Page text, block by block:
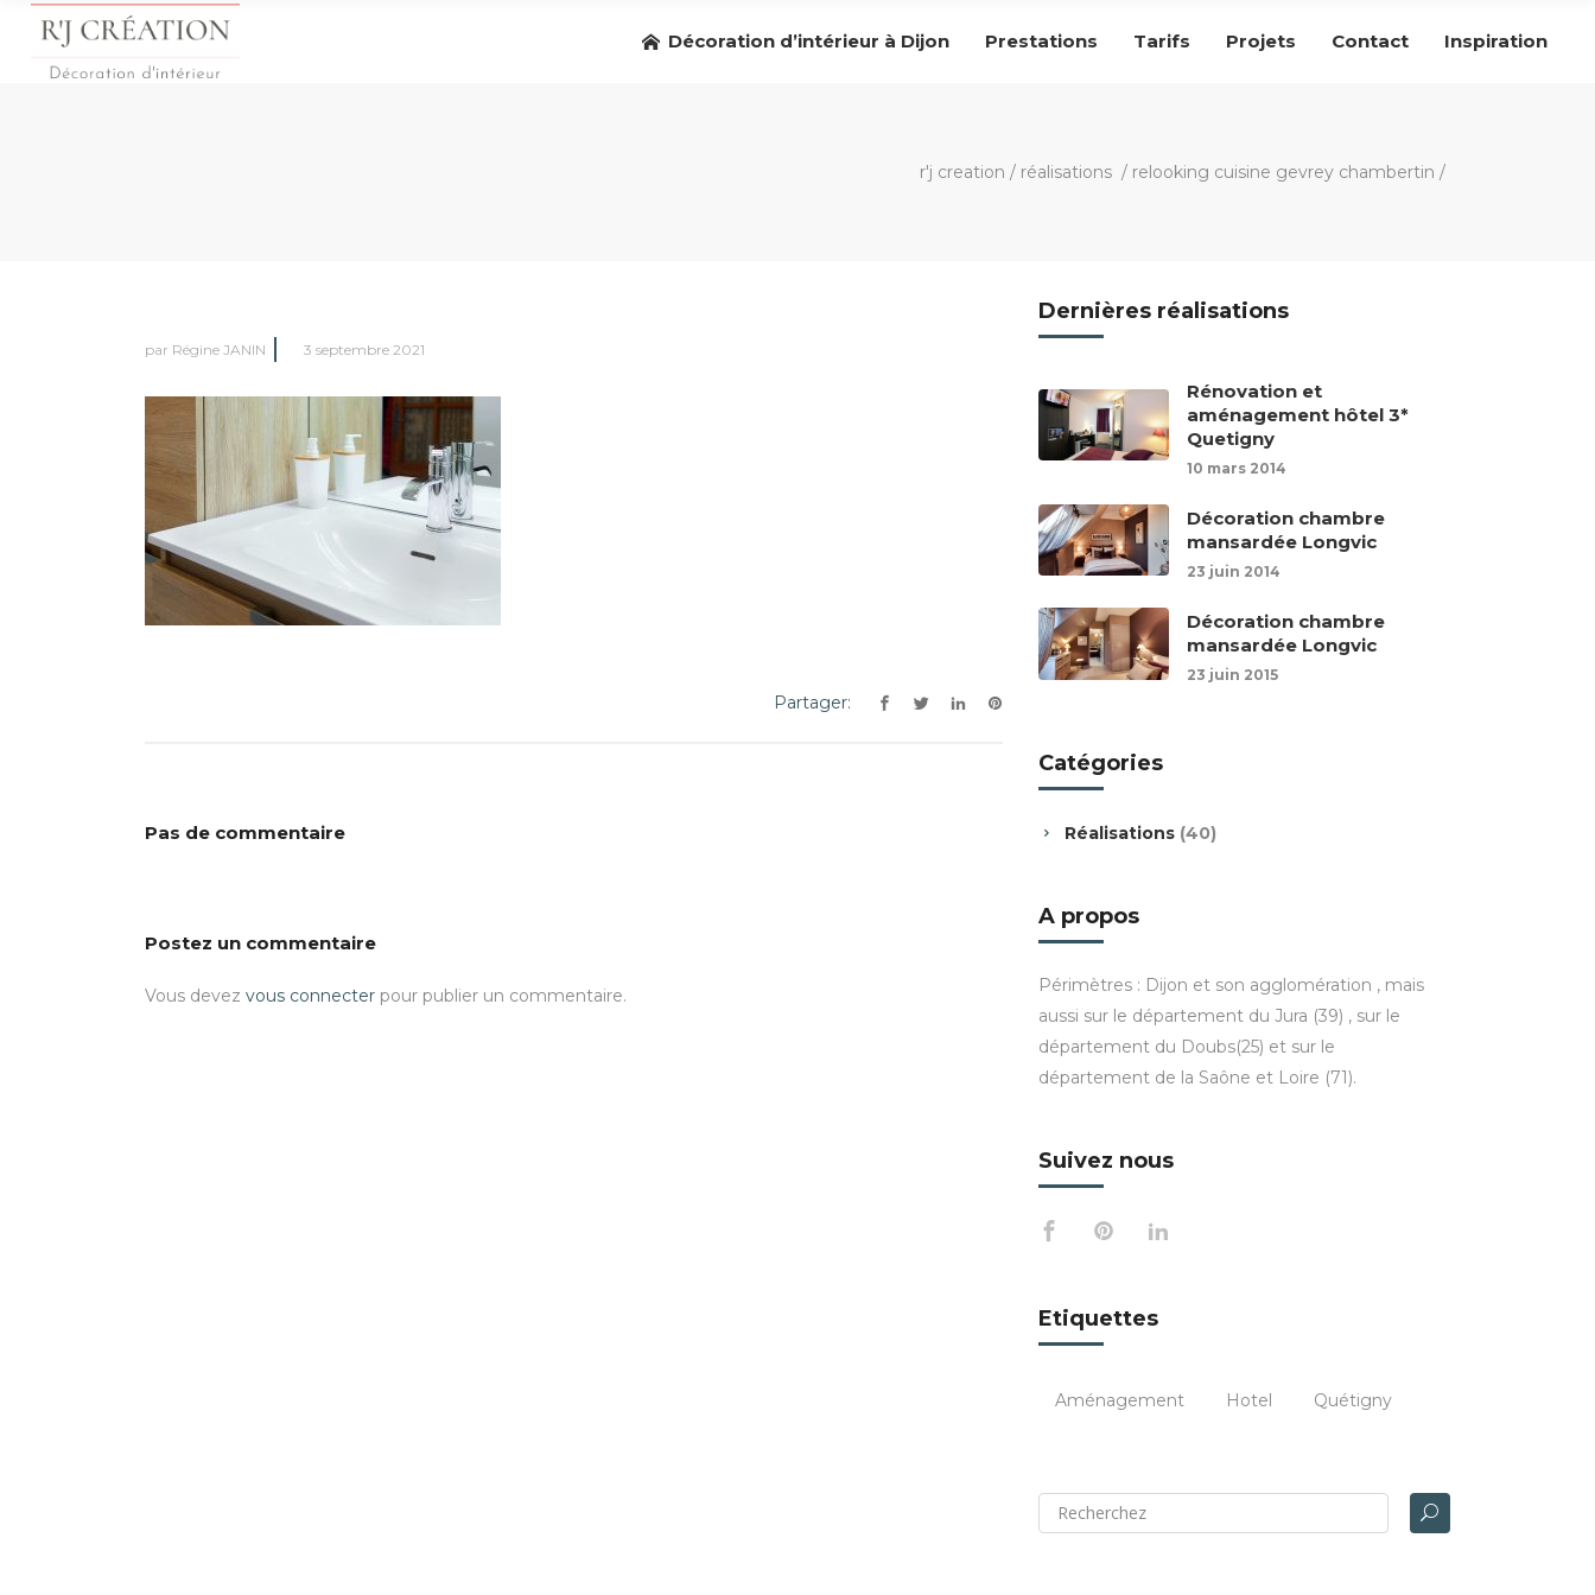
Décoration d’intérieur à Dijon Prestations Tarifs Projets Contact Inspiration
r'j creation / réalisations / relooking cuisine gevrey chambertin /
par Régine JANIN 3 septembre 2021
Partager:
Pas de commentaire
Postez un commentaire
Vous devez vous connecter pour publier un commentaire.
Dernières réalisations
Rénovation et
aménagement hôtel 3*
Quetigny
10 mars 2014
Décoration chambre
mansardée Longvic
23 juin 2014
Décoration chambre
mansardée Longvic
23 juin 2015
Catégories
Réalisations (40)
A propos
Périmètres : Dijon et son agglomération , mais
aussi sur le département du Jura (39) , sur le
département du Doubs(25) et sur le
département de la Saône et Loire (71).
Suivez nous
Etiquettes
Aménagement Hotel Quétigny